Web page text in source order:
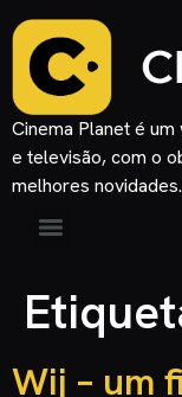
Cinema Planet é
e televisão, com o
melhores novidades.
Wij – um